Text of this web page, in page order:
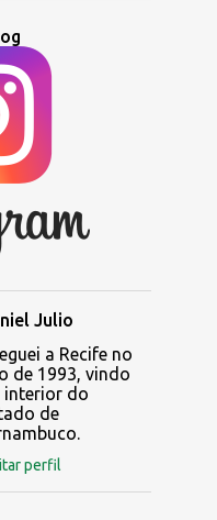
Julio
a Recife no
de 1993, vindo
interior do
de
perfil